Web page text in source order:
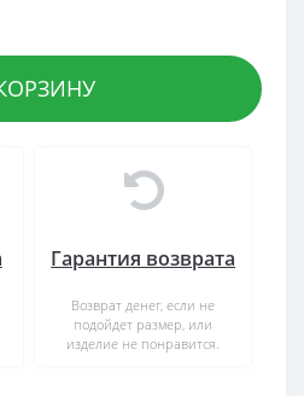
Гарантия возврата
Возврат денег, если не
подойдет размер, или
изделие не понравится.